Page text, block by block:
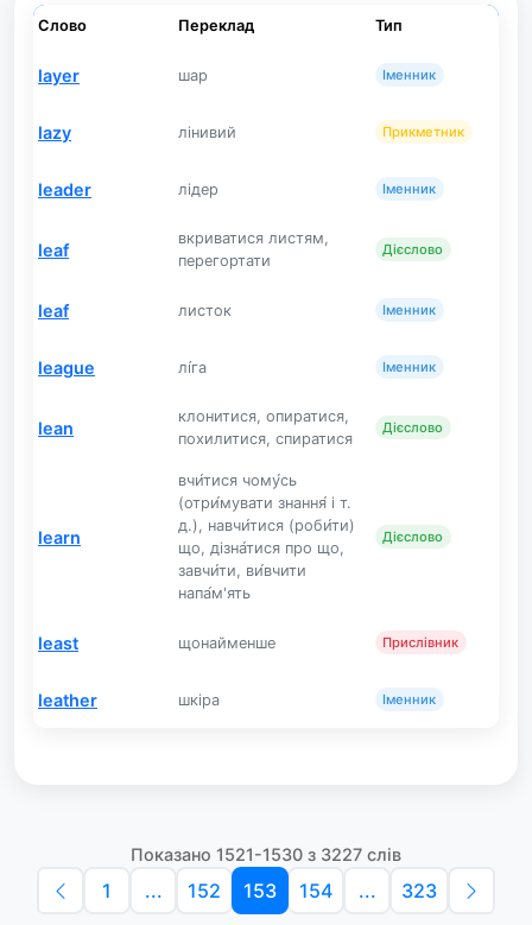
Слово Переклад Тип
layer шар Іменник
lazy лінивий Прикметник
leader лідер Іменник
leaf
вкриватися листям,
перегортати
Дієслово
leaf листок Іменник
league лі́га Іменник
lean
клонитися, опиратися,
похилитися, спиратися
Дієслово
learn
вчи́тися чому́сь
(отри́мувати знання́ і т.
д.), навчи́тися (роби́ти)
що, дізна́тися про що,
завчи́ти, ви́вчити
напа́м'ять
Дієслово
least щонайменше Прислівник
leather шкіра Іменник
Показано 1521-1530 з 3227 слів
1 ... 152 153 154 ... 323